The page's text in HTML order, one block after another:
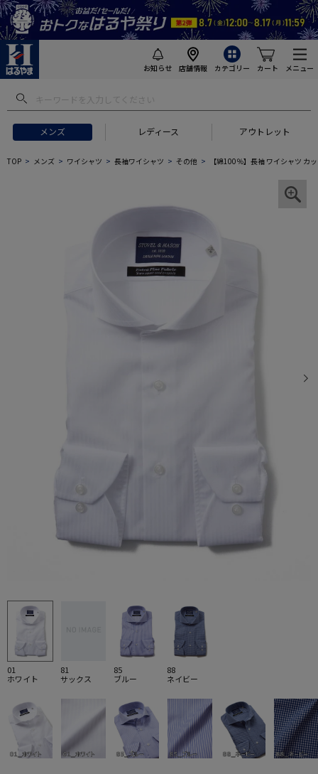
お知らせ 店舗情報 カテゴリー カート メニュー
メンズ レディース アウトレット
TOP メンズ ワイシャツ 長袖ワイシャツ その他 【綿100％】長袖 ワイシャツ カ
01
ホワイト
81
サックス
85
ブルー
88
ネイビー